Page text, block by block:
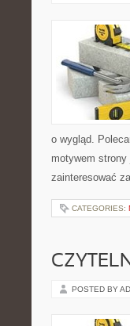
o wygląd.
motywem strony
zainteresować
CATEGORIES:
POSTED BY